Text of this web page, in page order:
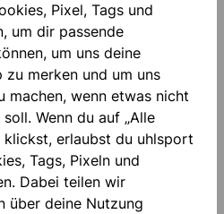
ist der Allrounder unter
Haftschäumen. Die
biet…Mehr
Pixel, Tags und
um dir passende
um uns deine
zu merken und um uns
machen, wenn etwas nicht
Wenn du auf „Alle
klickst, erlaubst du uhlsport
Tags, Pixeln und
Dabei teilen wir
über deine Nutzung